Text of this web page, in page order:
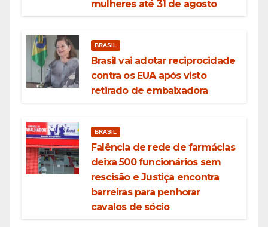
mulheres até 31 de agosto
BRASIL
Brasil vai adotar reciprocidade
contra os EUA após visto
retirado de embaixadora
BRASIL
Falência de rede de farmácias
deixa 500 funcionários sem
rescisão e Justiça encontra
barreiras para penhorar
cavalos de sócio